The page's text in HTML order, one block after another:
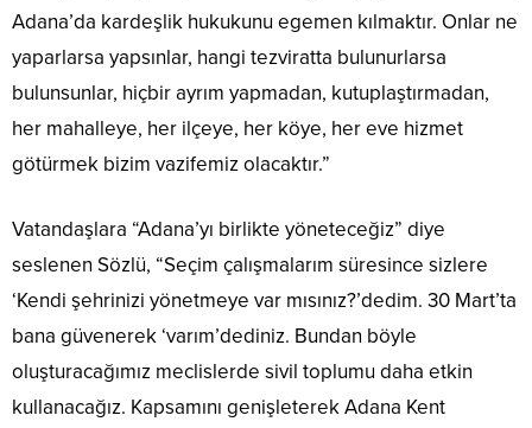
Adana’da kardeşlik hukukunu egemen kılmaktır. Onlar ne
yaparlarsa yapsınlar, hangi tezviratta bulunurlarsa
bulunsunlar, hiçbir ayrım yapmadan, kutuplaştırmadan,
her mahalleye, her ilçeye, her köye, her eve hizmet
götürmek bizim vazifemiz olacaktır.”
Vatandaşlara “Adana’yı birlikte yöneteceğiz” diye
seslenen Sözlü, “Seçim çalışmalarım süresince sizlere
‘Kendi şehrinizi yönetmeye var mısınız?’dedim. 30 Mart’ta
bana güvenerek ‘varım’dediniz. Bundan böyle
oluşturacağımız meclislerde sivil toplumu daha etkin
kullanacağız. Kapsamını genişleterek Adana Kent